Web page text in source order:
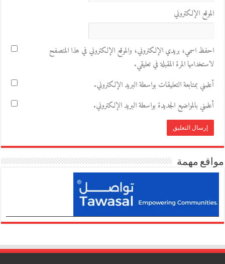
الموقع الإلكتروني
احفظ اسمي، بريدي الإلكتروني، والموقع الإلكتروني في هذا المتصفح
لاستخدامها المرة المقبلة في تعليقي.
أعلمني بمتابعة التعليقات بواسطة البريد الإلكتروني.
أعلمني بالمواضيع الجديدة بواسطة البريد الإلكتروني.
مواقع مهمة